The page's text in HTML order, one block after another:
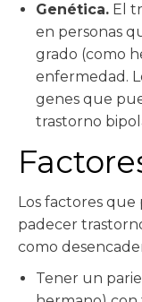
Genética. El
en personas
grado (como
enfermedad.
genes que
trastorno
Los factores
padecer
como
Tener un